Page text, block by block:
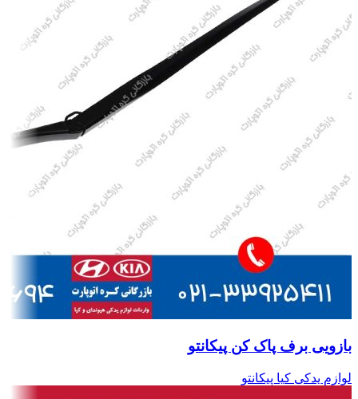
بازویی برف پاک کن پیکانتو
لوازم یدکی کیا پیکانتو